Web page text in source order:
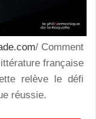
/ Comment
française
relève le défi
réussie.